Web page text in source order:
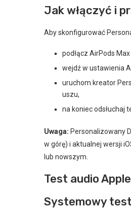
Jak włączyć i
Aby skonfigurować
podłącz AirPods Max
wejdź w ustawienia
uruchom kreator
uszu,
na koniec odsłuchaj
Uwaga: Personalizowany
w górę) i aktualnej wersji
lub nowszym.
Test audio
Systemowy